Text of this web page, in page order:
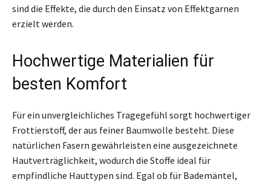
sind die Effekte, die durch den Einsatz von Effektgarnen
erzielt werden.
Hochwertige Materialien für
besten Komfort
Für ein unvergleichliches Tragegefühl sorgt hochwertiger
Frottierstoff, der aus feiner Baumwolle besteht. Diese
natürlichen Fasern gewährleisten eine ausgezeichnete
Hautverträglichkeit, wodurch die Stoffe ideal für
empfindliche Hauttypen sind. Egal ob für Bademäntel,